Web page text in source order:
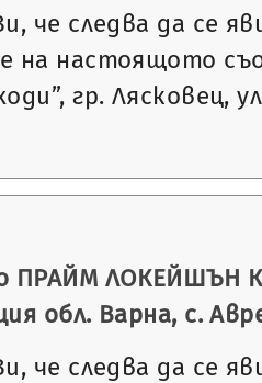
че следва да се
на настоящото
гр. Лясковец,
ПРАЙМ ЛОКЕЙШЪН
обл. Варна, с.
че следва да се